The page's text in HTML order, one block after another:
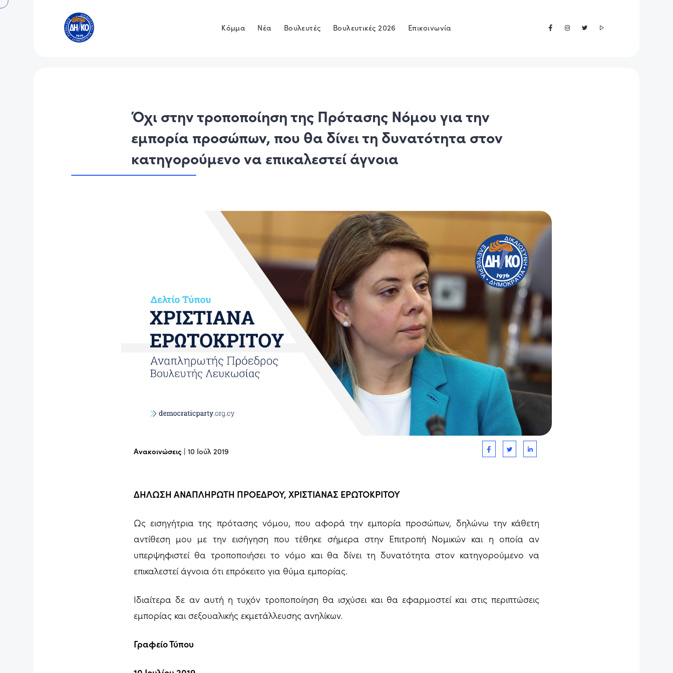
Κόμμα Νέα Βουλευτές Βουλευτικές 2026 Επικοινωνία
Όχι στην τροποποίηση της Πρότασης Νόμου για την
εμπορία προσώπων, που θα δίνει τη δυνατότητα στον
κατηγορούμενο να επικαλεστεί άγνοια
Ανακοινώσεις | 10 Ιούλ 2019
ΔΗΛΩΣΗ ΑΝΑΠΛΗΡΩΤΗ ΠΡΟΕΔΡΟΥ, ΧΡΙΣΤΙΑΝΑΣ ΕΡΩΤΟΚΡΙΤΟΥ
Ως εισηγήτρια της πρότασης νόμου, που αφορά την εμπορία προσώπων, δηλώνω την κάθετη
αντίθεση μου με την εισήγηση που τέθηκε σήμερα στην Επιτροπή Νομικών και η οποία αν
υπερψηφιστεί θα τροποποιήσει το νόμο και θα δίνει τη δυνατότητα στον κατηγορούμενο να
επικαλεστεί άγνοια ότι επρόκειτο για θύμα εμπορίας.
Ιδιαίτερα δε αν αυτή η τυχόν τροποποίηση θα ισχύσει και θα εφαρμοστεί και στις περιπτώσεις
εμπορίας και σεξουαλικής εκμετάλλευσης ανηλίκων.
Γραφείο Τύπου